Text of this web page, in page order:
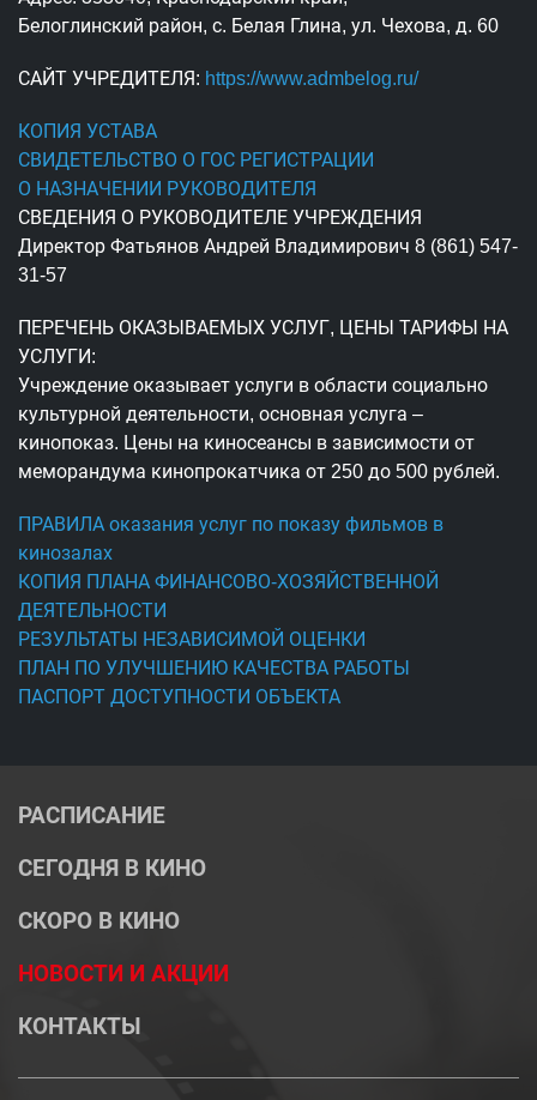
Белоглинский район, с. Белая Глина, ул. Чехова, д. 60
САЙТ УЧРЕДИТЕЛЯ: https://www.admbelog.ru/
КОПИЯ УСТАВА
СВИДЕТЕЛЬСТВО О ГОС РЕГИСТРАЦИИ
О НАЗНАЧЕНИИ РУКОВОДИТЕЛЯ
СВЕДЕНИЯ О РУКОВОДИТЕЛЕ УЧРЕЖДЕНИЯ
Директор Фатьянов Андрей Владимирович 8 (861) 547-
31-57
ПЕРЕЧЕНЬ ОКАЗЫВАЕМЫХ УСЛУГ, ЦЕНЫ ТАРИФЫ НА
УСЛУГИ:
Учреждение оказывает услуги в области социально
культурной деятельности, основная услуга –
кинопоказ. Цены на киносеансы в зависимости от
меморандума кинопрокатчика от 250 до 500 рублей.
ПРАВИЛА оказания услуг по показу фильмов в
кинозалах
КОПИЯ ПЛАНА ФИНАНСОВО-ХОЗЯЙСТВЕННОЙ
ДЕЯТЕЛЬНОСТИ
РЕЗУЛЬТАТЫ НЕЗАВИСИМОЙ ОЦЕНКИ
ПЛАН ПО УЛУЧШЕНИЮ КАЧЕСТВА РАБОТЫ
ПАСПОРТ ДОСТУПНОСТИ ОБЪЕКТА
РАСПИСАНИЕ
СЕГОДНЯ В КИНО
СКОРО В КИНО
НОВОСТИ И АКЦИИ
КОНТАКТЫ